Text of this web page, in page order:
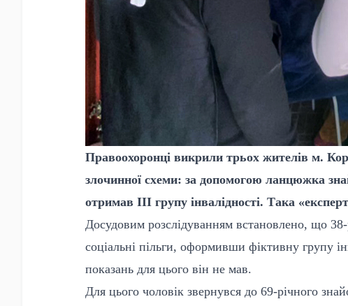
Правоохоронці викрили трьох жителів м.
злочинної схеми: за допомогою ланцюжка
отримав ІІІ групу інвалідності. Така
Досудовим розслідуванням встановлено, що
соціальні пільги, оформивши фіктивну групу
показань для цього він не мав.
Для цього чоловік звернувся до 69-річного